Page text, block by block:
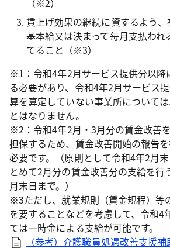
（※2）
賃上げ効果の継続に資するよう
基本給又は決まって毎月支払わ
てること（※3）
※1：令和4年2月サービス提供分以降
る必要があり、令和4年2月サービス
算を算定していない事業所について
とはなりません。
※2：令和4年2月・3月分の賃金改善
担保するため、賃金改善開始の報告
必要です。（原則として令和4年2月
とめて2月分の賃金改善分の支給を行
月末日まで。）
※3ただし、就業規則（賃金規程）等
を要することなどを考慮して、令和4
ては一時金による支給が可能です。
（参考）介護職員処遇改善支援